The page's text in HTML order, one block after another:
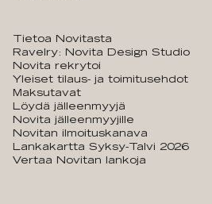
Tietoa Novitasta
Ravelry: Novita Design Studio
Novita rekrytoi
Yleiset tilaus- ja toimitusehdot
Maksutavat
Löydä jälleenmyyjä
Novita jälleenmyyjille
Novitan ilmoituskanava
Lankakartta Syksy-Talvi 2026
Vertaa Novitan lankoja